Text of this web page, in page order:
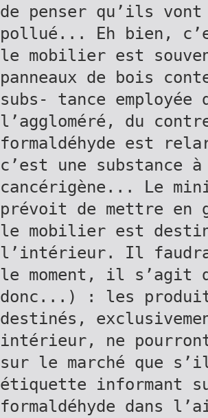
de penser qu’ils
pollué... Eh bien,
le mobilier est
panneaux de bois
subs- tance
l’aggloméré, du
formaldéhyde est
c’est une
cancérigène... Le
prévoit de mettre en
le mobilier est
l’intérieur. Il faudra
le moment, il s’agit
donc...) : les produits
destinés,
intérieur, ne
sur le marché que
étiquette informant
formaldéhyde dans